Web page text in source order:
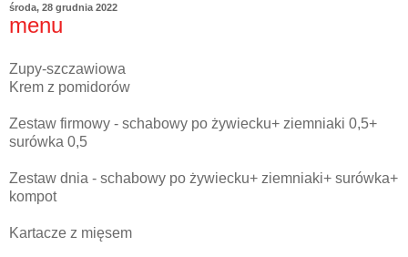
środa, 28 grudnia 2022
menu
Zupy-szczawiowa
Krem z pomidorów
Zestaw firmowy - schabowy po żywiecku+ ziemniaki 0,5+
surówka 0,5
Zestaw dnia - schabowy po żywiecku+ ziemniaki+ surówka+
kompot
Kartacze z mięsem